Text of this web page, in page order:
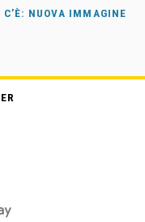
NUOVA IMMAGINE